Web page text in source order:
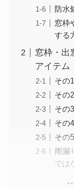
防水
窓枠
する
窓枠・出
アイテム
その
その
その
その
その
雨漏
では